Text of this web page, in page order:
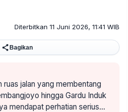
Diterbitkan 11 Juni 2026, 11:41 WIB
Bagikan
ruas jalan yang membentang
hingga Gardu Induk
mendapat perhatian serius…